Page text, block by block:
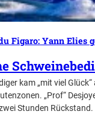
Figaro: Yann Elies
kam „mit viel
„Prof“
Stunden Rückstand.